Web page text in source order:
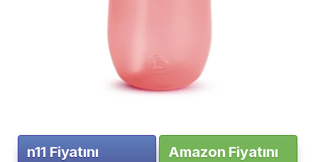
n11 Fiyatını
Amazon Fiyatını